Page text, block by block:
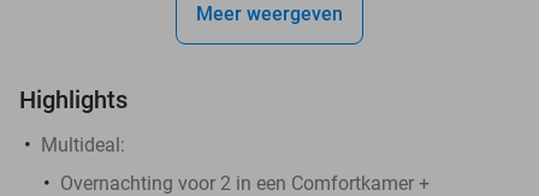
Meer weergeven
Highlights
Multideal:
Overnachting voor 2 in een Comfortkamer +